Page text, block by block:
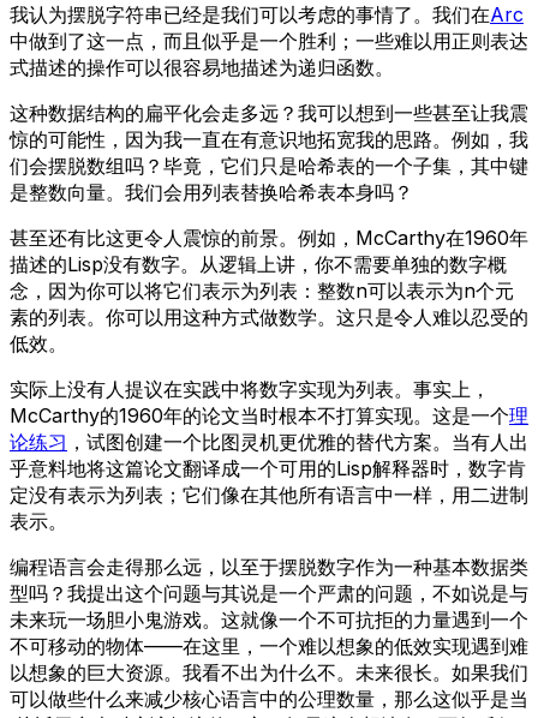
我认为摆脱字符串已经是我们可以考虑的事情了。我们在Arc
中做到了这一点，而且似乎是一个胜利；一些难以用正则表达
式描述的操作可以很容易地描述为递归函数。
这种数据结构的扁平化会走多远？我可以想到一些甚至让我震
惊的可能性，因为我一直在有意识地拓宽我的思路。例如，我
们会摆脱数组吗？毕竟，它们只是哈希表的一个子集，其中键
是整数向量。我们会用列表替换哈希表本身吗？
甚至还有比这更令人震惊的前景。例如，McCarthy在1960年
描述的Lisp没有数字。从逻辑上讲，你不需要单独的数字概
念，因为你可以将它们表示为列表：整数n可以表示为n个元
素的列表。你可以用这种方式做数学。这只是令人难以忍受的
低效。
实际上没有人提议在实践中将数字实现为列表。事实上，
McCarthy的1960年的论文当时根本不打算实现。这是一个理
论练习 ，试图创建一个比图灵机更优雅的替代方案。当有人出
乎意料地将这篇论文翻译成一个可用的Lisp解释器时，数字肯
定没有表示为列表；它们像在其他所有语言中一样，用二进制
表示。
编程语言会走得那么远，以至于摆脱数字作为一种基本数据类
型吗？我提出这个问题与其说是一个严肃的问题，不如说是与
未来玩一场胆小鬼游戏。这就像一个不可抗拒的力量遇到一个
不可移动的物体——在这里，一个难以想象的低效实现遇到难
以想象的巨大资源。我看不出为什么不。未来很长。如果我们
可以做些什么来减少核心语言中的公理数量，那么这似乎是当